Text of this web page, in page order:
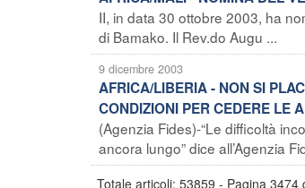
II, in data 30 ottobre 2003, ha
di Bamako. Il Rev.do Augu ...
9 dicembre 2003
AFRICA/LIBERIA - NON SI
CONDIZIONI PER CEDERE LE
(Agenzia Fides)-“Le difficoltà
ancora lungo” dice all’Agenzia
Totale articoli: 53859 - Pagina 3474